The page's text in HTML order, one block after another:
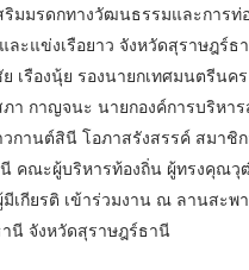
ริมมรดกทางวัฒนธรรมและการท่
ะแข่งเรือยาว จังหวัดสุราษฎร์ธ
เรืองนุ้ย รองนายกเทศมนตรีนคร
า กาญจนะ นายกองค์การบริหา
กานต์สินี โอภาสรังสรรค์ สมาชิ
คณะผู้บริหารท้องถิ่น ผู้ทรงคุณวุ
เกียรติ เข้าร่วมงาน ณ ลานสะพ
านี จังหวัดสุราษฎร์ธานี